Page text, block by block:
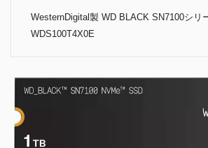
WesternDigital製 WD BLACK SN7100シリ
WDS100T4X0E